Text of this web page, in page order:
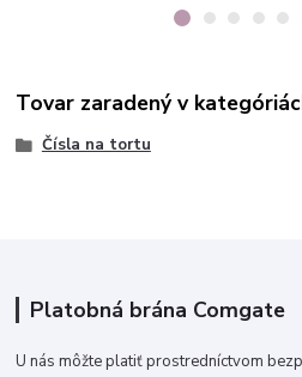
Tovar zaradený v
Čísla na tortu
Platobná brána Comgate
U nás môžte platiť prostredníctvom